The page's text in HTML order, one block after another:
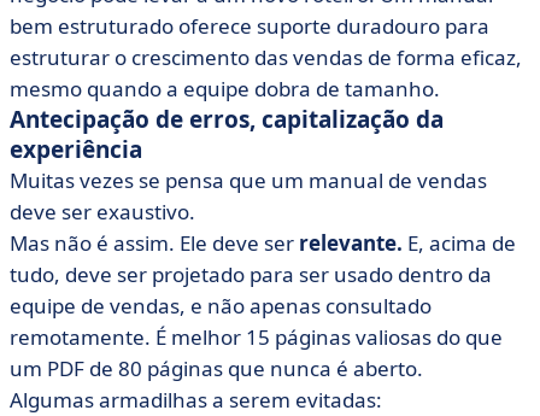
bem estruturado oferece suporte duradouro para
estruturar o crescimento das vendas de forma eficaz,
mesmo quando a equipe dobra de tamanho.
Antecipação de erros, capitalização da
experiência
Muitas vezes se pensa que um manual de vendas
deve ser exaustivo.
Mas não é assim. Ele deve ser relevante. E, acima de
tudo, deve ser projetado para ser usado dentro da
equipe de vendas, e não apenas consultado
remotamente. É melhor 15 páginas valiosas do que
um PDF de 80 páginas que nunca é aberto.
Algumas armadilhas a serem evitadas: